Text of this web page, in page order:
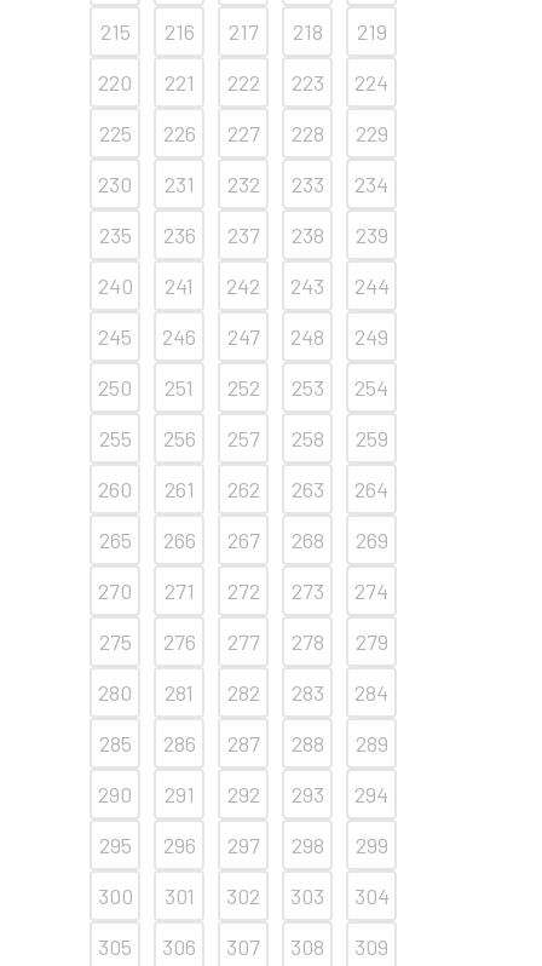
215
216 217 218
219
220
221 222 223
224
225
226 227 228
229
230
231 232 233
234
235
236 237 238
239
240
241 242 243
244
245
246 247 248
249
250
251 252 253
254
255
256 257 258
259
260
261 262 263
264
265
266 267 268
269
270
271 272 273
274
275
276 277 278
279
280
281 282 283
284
285
286 287 288
289
290
291 292 293
294
295
296 297 298
299
300
301 302 303
304
305
306 307 308
309